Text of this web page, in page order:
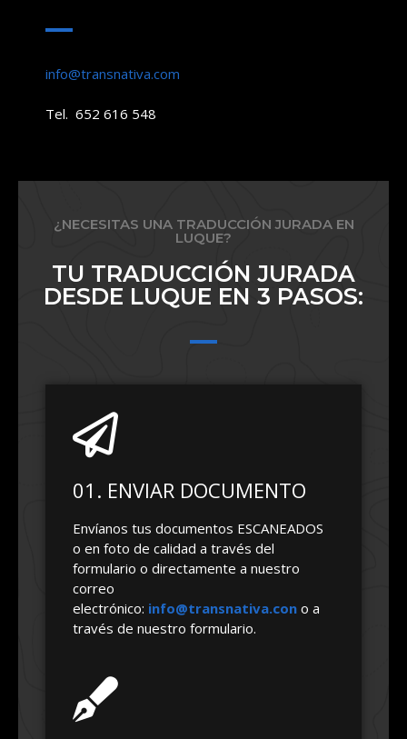
info@transnativa.com
Tel. 652 616 548
¿NECESITAS UNA TRADUCCIÓN JURADA EN
LUQUE?
TU TRADUCCIÓN JURADA
DESDE LUQUE EN 3 PASOS:
01. ENVIAR DOCUMENTO
Envíanos tus documentos ESCANEADOS
o en foto de calidad a través del
formulario o directamente a nuestro
correo
electrónico: info@transnativa.con o a
través de nuestro formulario.